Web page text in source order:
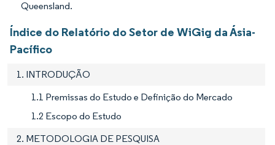
Queensland.
Índice do Relatório do Setor de WiGig da Ásia-
Pacífico
1. INTRODUÇÃO
1.1 Premissas do Estudo e Definição do Mercado
1.2 Escopo do Estudo
2. METODOLOGIA DE PESQUISA